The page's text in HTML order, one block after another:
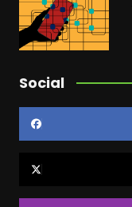
Social